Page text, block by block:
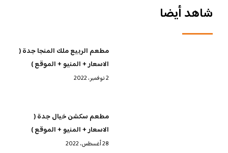
شاهد أيضا
مطعم الربيع ملك المنجا جدة (
الاسعار + المنيو + الموقع )
2 نوفمبر، 2022
مطعم سكشن خيال جدة (
الاسعار + المنيو + الموقع )
28 أغسطس، 2022